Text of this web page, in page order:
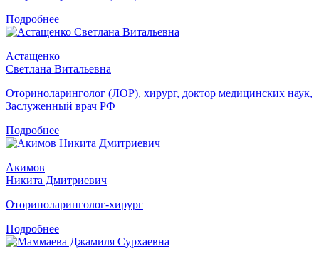
Подробнее
Астащенко
Светлана Витальевна
Оториноларинголог (ЛОР), хирург, доктор медицинских наук,
Заслуженный врач РФ
Подробнее
Акимов
Никита Дмитриевич
Оториноларинголог-хирург
Подробнее